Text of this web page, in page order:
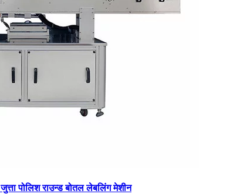
पोलिश राउन्ड बोतल लेबलिंग मेशीन